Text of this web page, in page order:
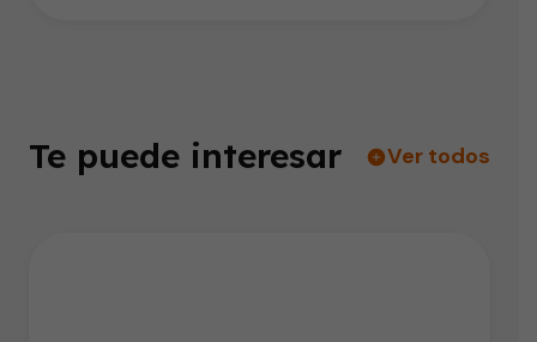
Te puede interesar Ver todos